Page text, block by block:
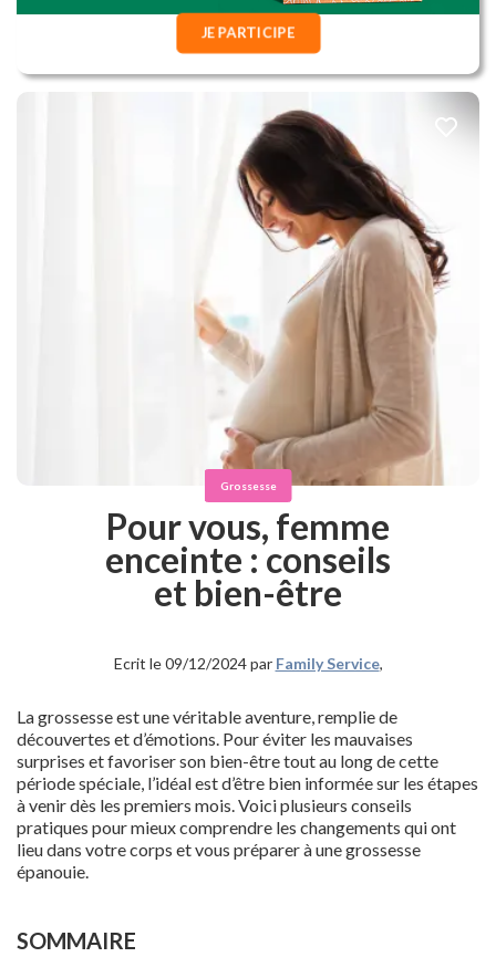
JE PARTICIPE
Grossesse
Pour vous, femme
enceinte : conseils
et bien-être
Ecrit le 09/12/2024 par Family Service,
La grossesse est une véritable aventure, remplie de
découvertes et d’émotions. Pour éviter les mauvaises
surprises et favoriser son bien-être tout au long de cette
période spéciale, l’idéal est d’être bien informée sur les étapes
à venir dès les premiers mois. Voici plusieurs conseils
pratiques pour mieux comprendre les changements qui ont
lieu dans votre corps et vous préparer à une grossesse
épanouie.
SOMMAIRE